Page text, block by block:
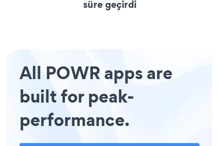
süre geçirdi
All POWR apps are
built for peak-
performance.